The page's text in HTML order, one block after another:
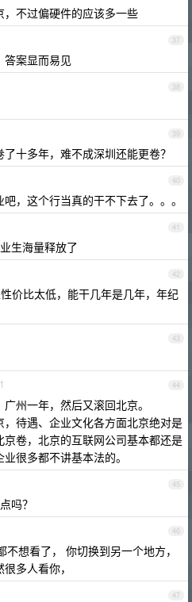
不过偏硬件的应该多一些
37
答案显而易见
38
39
十多年，难不成深圳还能更卷？
40
，这个行当真的干不下去了。。。
41
生海量释放了
42
价比太低，能干几年是几年，年纪
43
44
1
州一年，然后又滚回北京。
待遇、企业文化各方面北京绝对是
卷，北京的互联网公司基本都还是
很多都不讲基本法的。
45
吗？
46
想看了， 你切换到另一个地方，
多人看你，
47